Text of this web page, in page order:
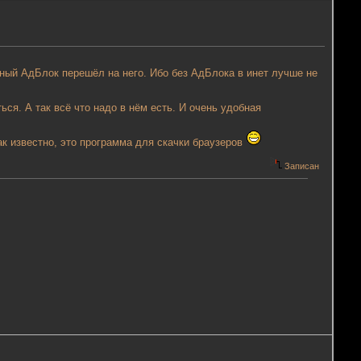
АдБлок перешёл на него. Ибо без АдБлока в инет лучше не
А так всё что надо в нём есть. И очень удобная
это программа для скачки браузеров
Записан